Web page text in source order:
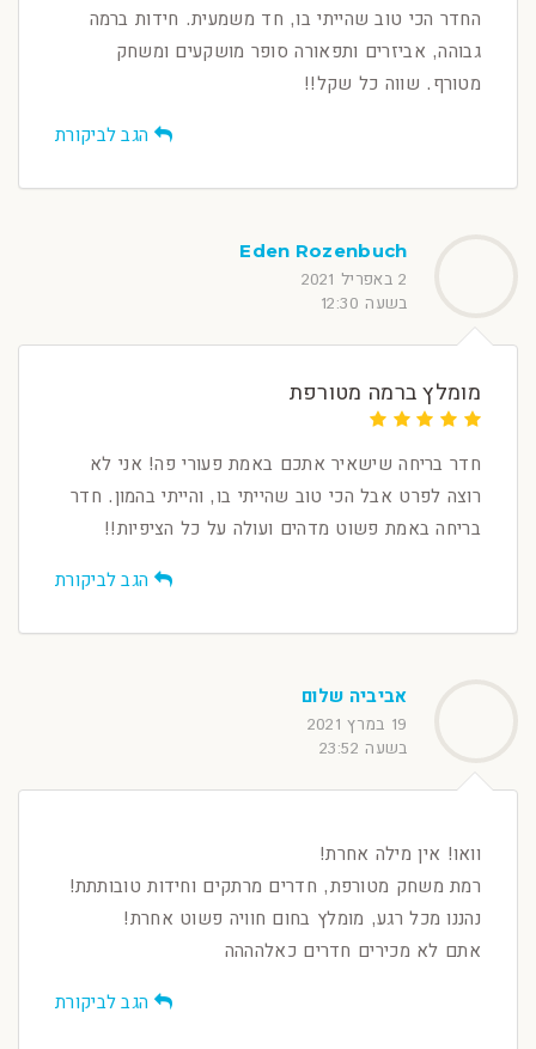
החדר הכי טוב שהייתי בו, חד משמעית. חידות ברמה
גבוהה, אביזרים ותפאורה סופר מושקעים ומשחק
מטורף. שווה כל שקל!!
הגב לביקורת
Eden Rozenbuch
2 באפריל 2021
בשעה 12:30
מומלץ ברמה מטורפת
חדר בריחה שישאיר אתכם באמת פעורי פה! אני לא
רוצה לפרט אבל הכי טוב שהייתי בו, והייתי בהמון. חדר
בריחה באמת פשוט מדהים ועולה על כל הציפיות!!
הגב לביקורת
אביביה שלום
19 במרץ 2021
בשעה 23:52
וואו! אין מילה אחרת!
רמת משחק מטורפת, חדרים מרתקים וחידות טובותתת!
נהננו מכל רגע, מומלץ בחום חוויה פשוט אחרת!
אתם לא מכירים חדרים כאלהההה
הגב לביקורת